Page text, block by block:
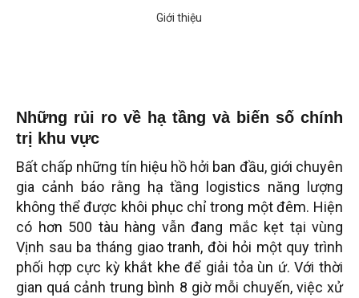
Những rủi ro về hạ tầng và biến số chính
trị khu vực
Bất chấp những tín hiệu hồ hởi ban đầu, giới chuyên
gia cảnh báo rằng hạ tầng logistics năng lượng
không thể được khôi phục chỉ trong một đêm. Hiện
có hơn 500 tàu hàng vẫn đang mắc kẹt tại vùng
Vịnh sau ba tháng giao tranh, đòi hỏi một quy trình
phối hợp cực kỳ khắt khe để giải tỏa ùn ứ. Với thời
gian quá cảnh trung bình 8 giờ mỗi chuyến, việc xử